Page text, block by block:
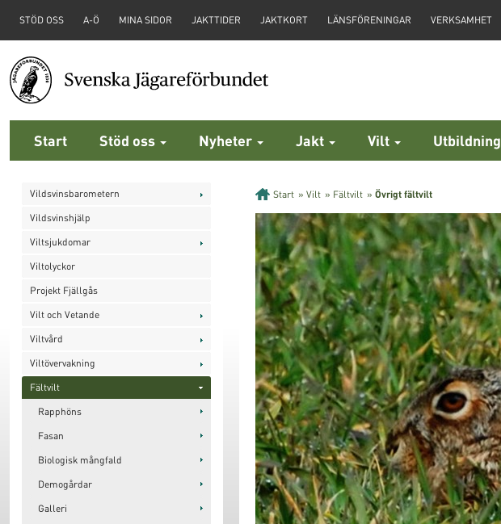
STÖD OSS A-Ö MINA SIDOR JAKTTIDER JAKTKORT LÄNSFÖRENINGAR VERKSAMHET
Start Stöd oss Nyheter Jakt Vilt Utbildning
Vildsvinsbarometern
Vildsvinshjälp
Viltsjukdomar
Viltolyckor
Projekt Fjällgås
Vilt och Vetande
Viltvård
Viltövervakning
Fältvilt
Rapphöns
Fasan
Biologisk mångfald
Demogårdar
Galleri
Start » Vilt » Fältvilt » Övrigt fältvilt